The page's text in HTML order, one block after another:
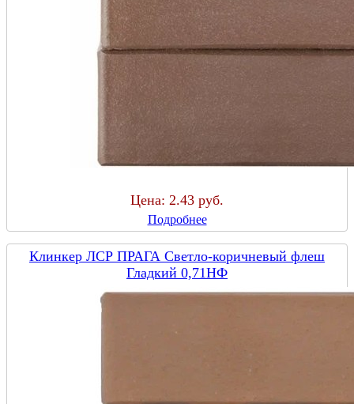
Цена: 2.43 руб.
Подробнее
Клинкер ЛСР ПРАГА Светло-коричневый флеш
Гладкий 0,71НФ